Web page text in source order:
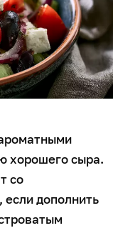
хорошего сыра.
со
дополнить